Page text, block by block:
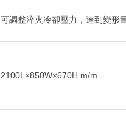
可調整淬火冷卻壓力，達到變形
2100L×850W×670H m/m